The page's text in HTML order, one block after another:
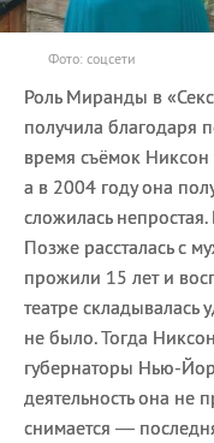
Фото: соцсети
Роль Миранды в
получила благодаря
время съёмок
а в 2004 году она
сложилась
Позже рассталась с
прожили 15 лет и
театре складывалась
не было. Тогда
губернаторы Нью-
деятельность она не
снимается —